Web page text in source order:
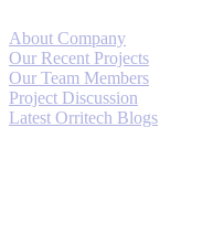
About Company
Our Recent Projects
Our Team Members
Project Discussion
Latest Orritech Blogs